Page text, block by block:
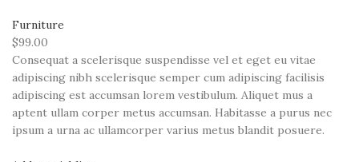
Furniture
$99.00
Consequat a scelerisque suspendisse vel et eget eu vitae
adipiscing nibh scelerisque semper cum adipiscing facilisis
adipiscing est accumsan lorem vestibulum. Aliquet mus a
aptent ullam corper metus accumsan. Habitasse a purus nec
ipsum a urna ac ullamcorper varius metus blandit posuere.